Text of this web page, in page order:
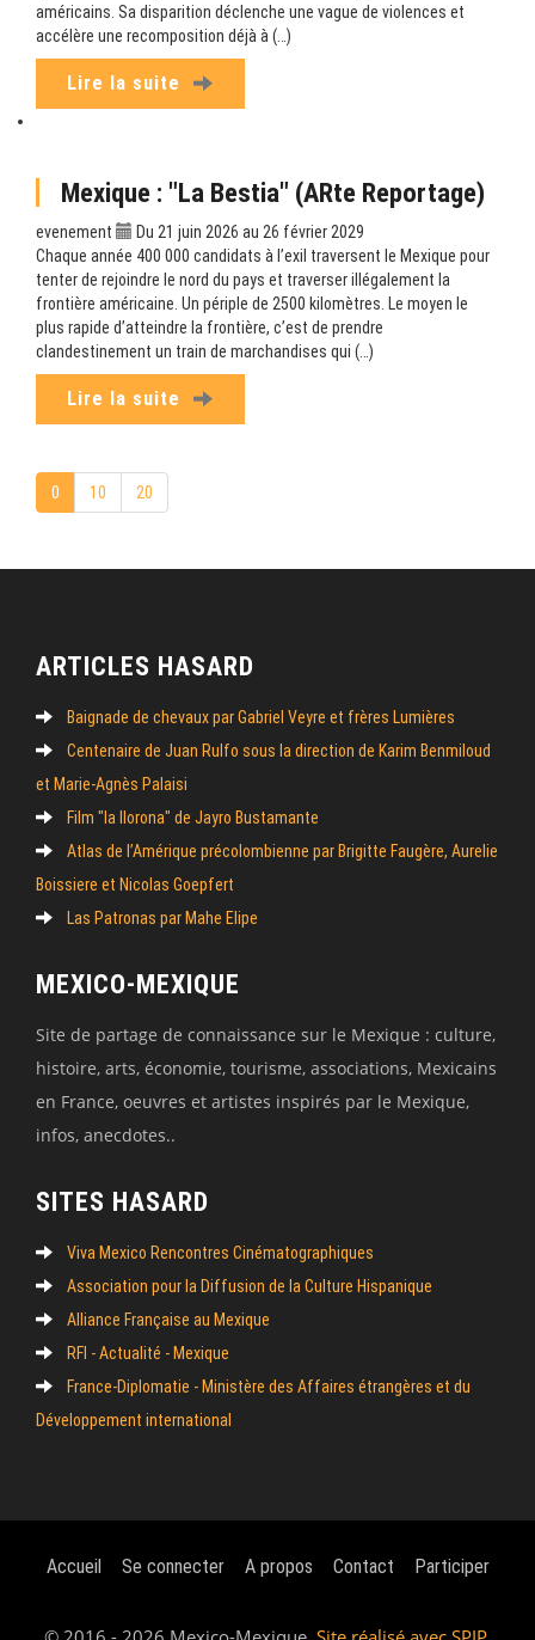
américains. Sa disparition déclenche une vague de violences et
accélère une recomposition déjà à (…)
Lire la suite
Mexique : "La Bestia" (ARte Reportage)
evenement
Du 21 juin 2026 au 26 février 2029
Chaque année 400 000 candidats à l’exil traversent le Mexique pour
tenter de rejoindre le nord du pays et traverser illégalement la
frontière américaine. Un périple de 2500 kilomètres. Le moyen le
plus rapide d’atteindre la frontière, c’est de prendre
clandestinement un train de marchandises qui (…)
Lire la suite
0 10 20
ARTICLES HASARD
Baignade de chevaux par Gabriel Veyre et frères Lumières
Centenaire de Juan Rulfo sous la direction de Karim Benmiloud
et Marie-Agnès Palaisi
Film "la llorona" de Jayro Bustamante
Atlas de l’Amérique précolombienne par Brigitte Faugère, Aurelie
Boissiere et Nicolas Goepfert
Las Patronas par Mahe Elipe
MEXICO-MEXIQUE
Site de partage de connaissance sur le Mexique : culture,
histoire, arts, économie, tourisme, associations, Mexicains
en France, oeuvres et artistes inspirés par le Mexique,
infos, anecdotes..
SITES HASARD
Viva Mexico Rencontres Cinématographiques
Association pour la Diffusion de la Culture Hispanique
Alliance Française au Mexique
RFI - Actualité - Mexique
France-Diplomatie - Ministère des Affaires étrangères et du
Développement international
Accueil Se connecter A propos Contact Participer